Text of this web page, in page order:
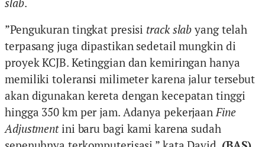
”Pengukuran tingkat presisi track slabyang telah
terpasang juga dipastikan sedetail mungkin di
proyek KCJB. Ketinggian dan kemiringan hanya
memiliki toleransi milimeter karena jalur tersebut
akan digunakan kereta dengan kecepatan tinggi
hingga 350 km per jam. Adanya pekerjaanFine
Adjustmentini baru bagi kami karena sudah